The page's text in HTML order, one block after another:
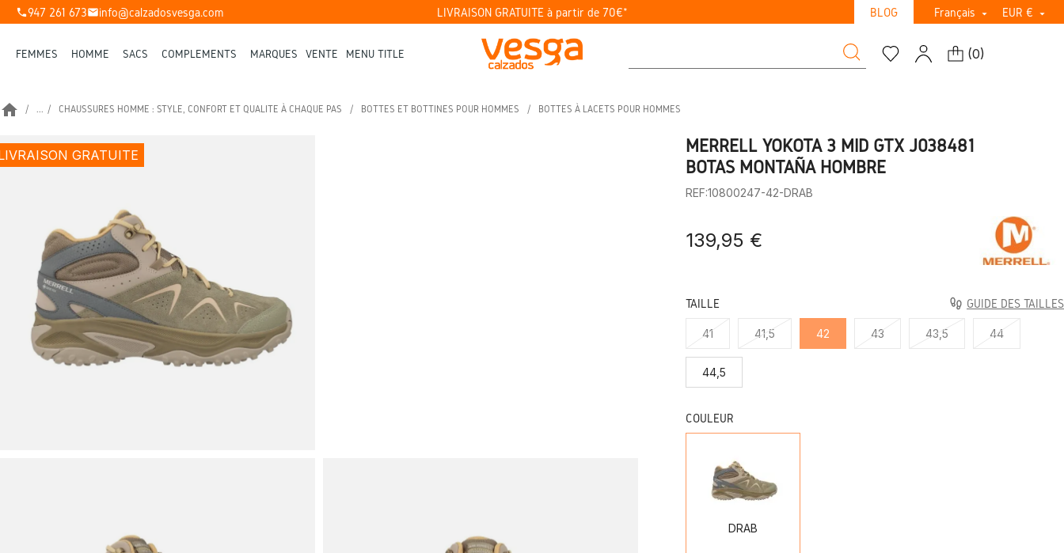
phone947 261 673mailinfo@calzadosvesga.com LIVRAISON GRATUITE à partir de 70€* BLOG Français  EUR € 
FEMMES HOMME SACS COMPLÉMENTS MARQUES VENTE MENU TITLE (0)
home ... CHAUSSURES HOMME : STYLE, CONFORT ET QUALITÉ À CHAQUE PAS BOTTES ET BOTTINES POUR HOMMES BOTTES À LACETS POUR HOMMES
GRATUITE
MERRELL YOKOTA 3 MID GTX J038481
BOTAS MONTAÑA HOMBRE
REF:10800247-42-DRAB
139,95 €
TAILLE GUIDE DES TAILLES
41 41,5 42 43 43,5 44
44,5
COULEUR
DRAB